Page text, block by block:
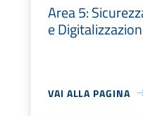
Area 5:
e
VAI ALLA PAGINA